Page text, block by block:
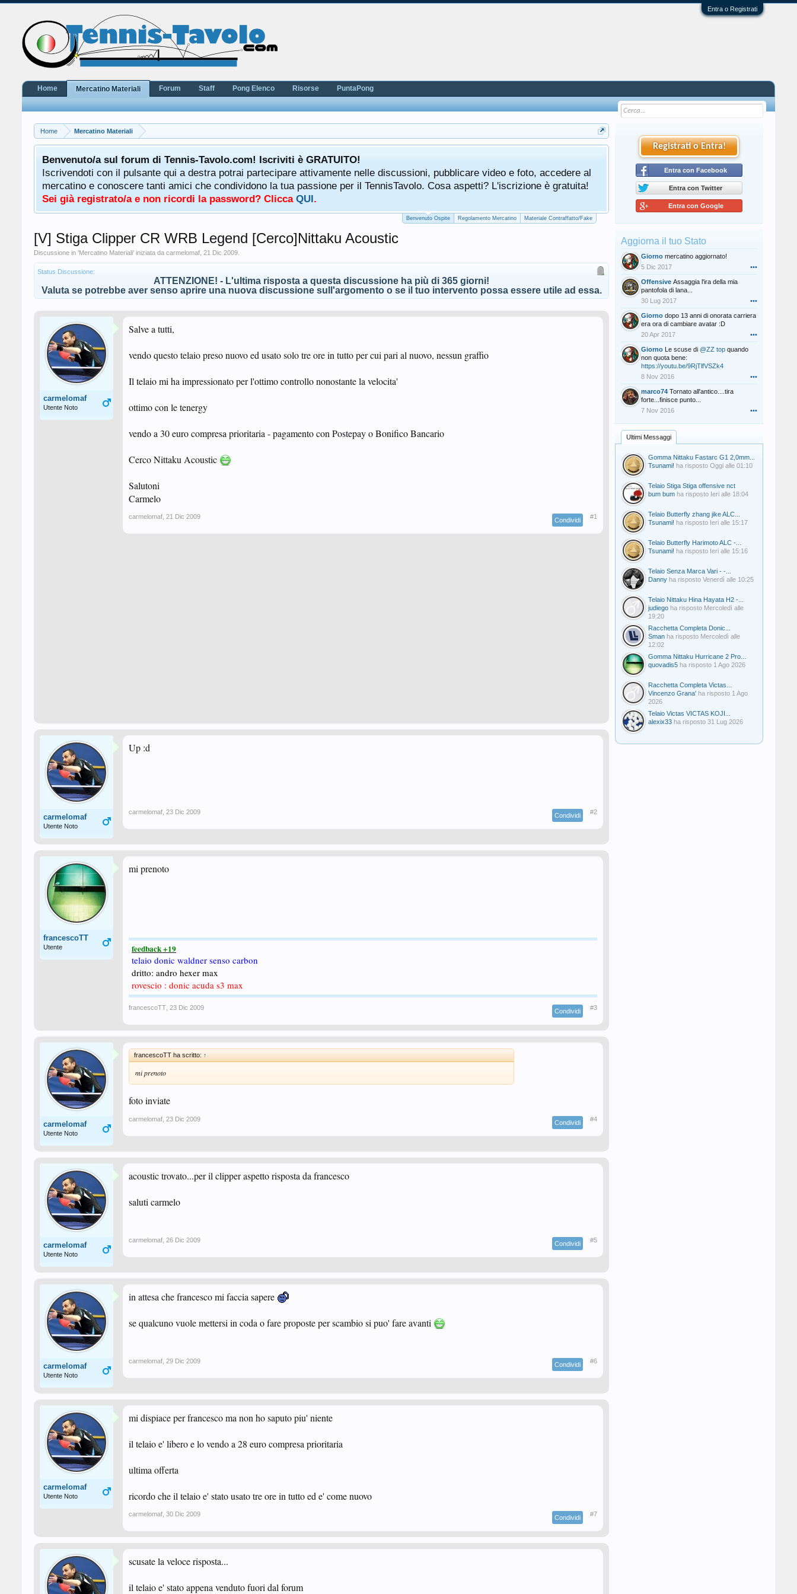
Entra o Registrati
Home Mercatino Materiali
Benvenuto/a sul forum di Tennis-Tavolo.com! Iscriviti è GRATUITO!
Iscrivendoti con il pulsante qui a destra potrai partecipare attivamente nelle discussioni, pubblicare video e foto, accedere al
mercatino e conoscere tanti amici che condividono la tua passione per il TennisTavolo. Cosa aspetti? L'iscrizione è gratuita!
Sei già registrato/a e non ricordi la password? Clicca QUI.
Tutti gli utenti che partecipano al
cliccando qui di seguito:Regolamento
Benvenuto Ospite Regolamento Mercatino Materiale Contraffatto/Fake
[V] Stiga Clipper CR WRB Legend [Cerco]Nittaku Acoustic
Discussione in 'Mercatino Materiali' iniziata da carmelomaf 21 Dic 2009
Status Discussione:
ATTENZIONE! - L'ultima risposta a questa discussione ha più di 365 giorni!
Valuta se potrebbe aver senso aprire una nuova discussione sull'argomento o se il tuo intervento possa essere utile ad essa.
carmelomaf
Utente Noto
Salve a tutti,
vendo questo telaio preso nuovo ed usato solo tre ore in tutto per cui pari al nuovo, nessun graffio
Il telaio mi ha impressionato per l'ottimo controllo nonostante la velocita'
ottimo con le tenergy
vendo a 30 euro compresa prioritaria - pagamento con Postepay o Bonifico Bancario
Cerco Nittaku Acoustic
Salutoni
Carmelo
carmelomaf 21 Dic 2009 Condividi #1
carmelomaf
Utente Noto
Up :d
carmelomaf 23 Dic 2009 Condividi #2
francescoTT
Utente
mi prenoto
feedback +19
telaio donic waldner senso carbon
dritto: andro hexer max
rovescio : donic acuda s3 max
francescoTT 23 Dic 2009 Condividi #3
carmelomaf
Utente Noto
francescoTT ha scritto: ↑
mi prenoto
foto inviate
carmelomaf 23 Dic 2009 Condividi #4
carmelomaf
Utente Noto
acoustic trovato...per il clipper aspetto risposta da francesco
saluti carmelo
carmelomaf 26 Dic 2009 Condividi #5
carmelomaf
Utente Noto
in attesa che francesco mi faccia sapere
se qualcuno vuole mettersi in coda o fare proposte per scambio si puo' fare avanti
carmelomaf 29 Dic 2009 Condividi #6
carmelomaf
Utente Noto
mi dispiace per francesco ma non ho saputo piu' niente
il telaio e' libero e lo vendo a 28 euro compresa prioritaria
ultima offerta
ricordo che il telaio e' stato usato tre ore in tutto ed e' come nuovo
carmelomaf 30 Dic 2009 Condividi #7
scusate la veloce risposta...
il telaio e' stato appena venduto fuori dal forum
Registrati o Entra!
Entra con Facebook
Entra con Twitter
Entra con Google
Aggiorna il tuo Stato
Giorno mercatino aggiornato!
5 Dic 2017
•••
Offensive Assaggia l'ira della mia
pantofola di lana...
30 Lug 2017
•••
Giorno dopo 13 anni di onorata carriera
era ora di cambiare avatar :D
20 Apr 2017
•••
Giorno Le scuse di @ZZ top quando
non quota bene:
https://youtu.be/9RjTlfVSZk4
8 Nov 2016
•••
marco74 Tornato all'antico....tira
forte...finisce punto...
7 Nov 2016
•••
Ultimi Messaggi
Gomma Nittaku Fastarc G1 2,0mm...
Tsunami! ha risposto Oggi alle 01:10
Telaio Stiga Stiga offensive nct
bum bum ha risposto Ieri alle 18:04
Telaio Butterfly zhang jike ALC...
Tsunami! ha risposto Ieri alle 15:17
Telaio Butterfly Harimoto ALC -...
Tsunami! ha risposto Ieri alle 15:16
Telaio Senza Marca Vari - -...
Danny ha risposto Venerdì alle 10:25
Telaio Nittaku Hina Hayata H2 -...
judiego ha risposto Mercoledì alle
19:20
Racchetta Completa Donic...
Sman ha risposto Mercoledì alle
12:02
Gomma Nittaku Hurricane 2 Pro...
quovadis5 ha risposto 1 Ago 2026
Racchetta Completa Victas...
Vincenzo Grana' ha risposto 1 Ago
2026
Telaio Victas VICTAS KOJI...
alexix33 ha risposto 31 Lug 2026
Home Mercatino Materiali Forum Staff Pong Elenco Risorse PuntaPong